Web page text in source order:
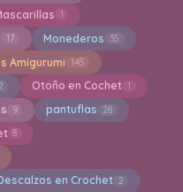
1
17 Monederos 35
Amigurumi 145
Otoño en Cochet 1
9 pantuflas 28
8
en Crochet 2